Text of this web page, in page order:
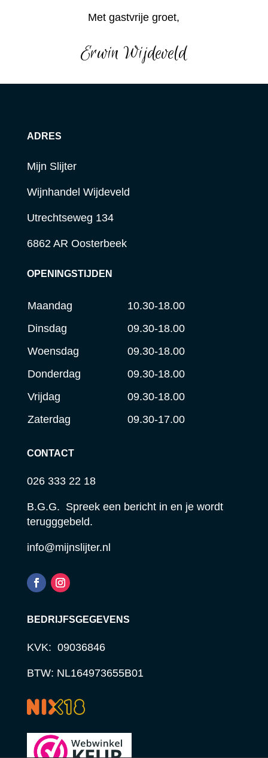
Met gastvrije groet,
Erwin Wijdeveld
ADRES
Mijn Slijter
Wijnhandel Wijdeveld
Utrechtseweg 134
6862 AR Oosterbeek
OPENINGSTIJDEN
Maandag
10.30-18.00
Dinsdag
09.30-18.00
Woensdag
09.30-18.00
Donderdag
09.30-18.00
Vrijdag
09.30-18.00
Zaterdag
09.30-17.00
CONTACT
026 333 22 18
B.G.G. Spreek een bericht in en je wordt
terugggebeld.
info@mijnslijter.nl
BEDRIJFSGEGEVENS
KVK: 09036846
BTW: NL164973655B01